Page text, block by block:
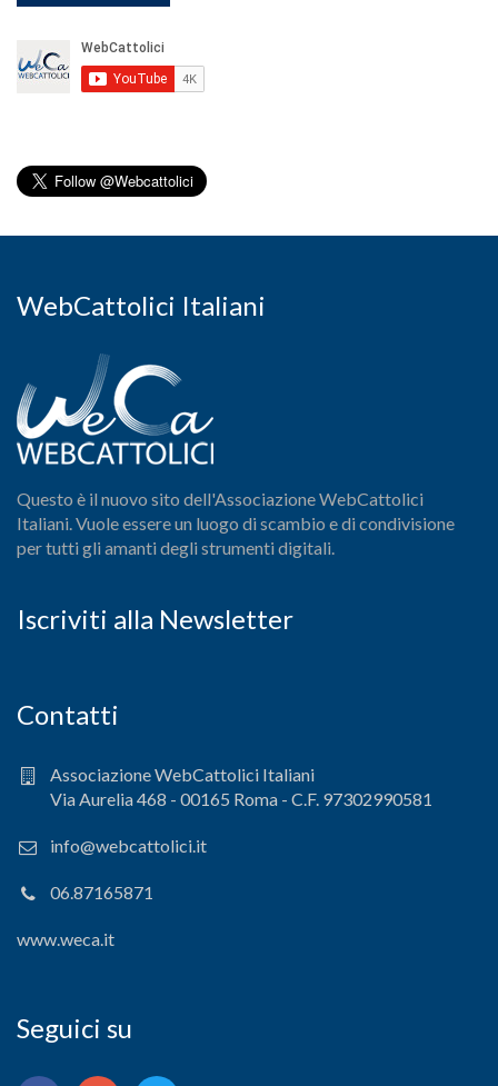
WebCattolici Italiani
Questo è il nuovo sito dell'Associazione WebCattolici
Italiani. Vuole essere un luogo di scambio e di condivisione
per tutti gli amanti degli strumenti digitali.
Iscriviti alla Newsletter
Contatti
Associazione WebCattolici Italiani
Via Aurelia 468 - 00165 Roma - C.F. 97302990581
info@webcattolici.it
06.87165871
www.weca.it
Seguici su